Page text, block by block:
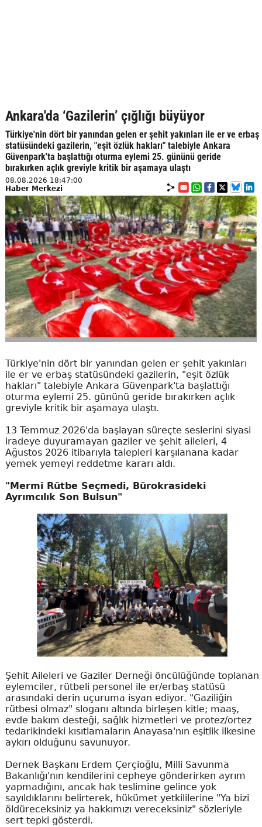
Ankara'da ‘Gazilerin’ çığlığı büyüyor
Türkiye'nin dört bir yanından gelen er şehit yakınları ile er ve erbaş
statüsündeki gazilerin, "eşit özlük hakları" talebiyle Ankara
Güvenpark'ta başlattığı oturma eylemi 25. gününü geride
bırakırken açlık greviyle kritik bir aşamaya ulaştı
08.08.2026 18:47:00
Haber Merkezi
Türkiye'nin dört bir yanından gelen er şehit yakınları
ile er ve erbaş statüsündeki gazilerin, "eşit özlük
hakları" talebiyle Ankara Güvenpark'ta başlattığı
oturma eylemi 25. gününü geride bırakırken açlık
greviyle kritik bir aşamaya ulaştı.
13 Temmuz 2026'da başlayan süreçte seslerini siyasi
iradeye duyuramayan gaziler ve şehit aileleri, 4
Ağustos 2026 itibarıyla talepleri karşılanana kadar
yemek yemeyi reddetme kararı aldı.
"Mermi Rütbe Seçmedi, Bürokrasideki
Ayrımcılık Son Bulsun"
Şehit Aileleri ve Gaziler Derneği öncülüğünde toplanan
eylemciler, rütbeli personel ile er/erbaş statüsü
arasındaki derin uçuruma isyan ediyor. "Gaziliğin
rütbesi olmaz" sloganı altında birleşen kitle; maaş,
evde bakım desteği, sağlık hizmetleri ve protez/ortez
tedarikindeki kısıtlamaların Anayasa'nın eşitlik ilkesine
aykırı olduğunu savunuyor.
Dernek Başkanı Erdem Çerçioğlu, Milli Savunma
Bakanlığı'nın kendilerini cepheye gönderirken ayrım
yapmadığını, ancak hak teslimine gelince yok
sayıldıklarını belirterek, hükümet yetkililerine "Ya bizi
öldüreceksiniz ya hakkımızı vereceksiniz" sözleriyle
sert tepki gösterdi.